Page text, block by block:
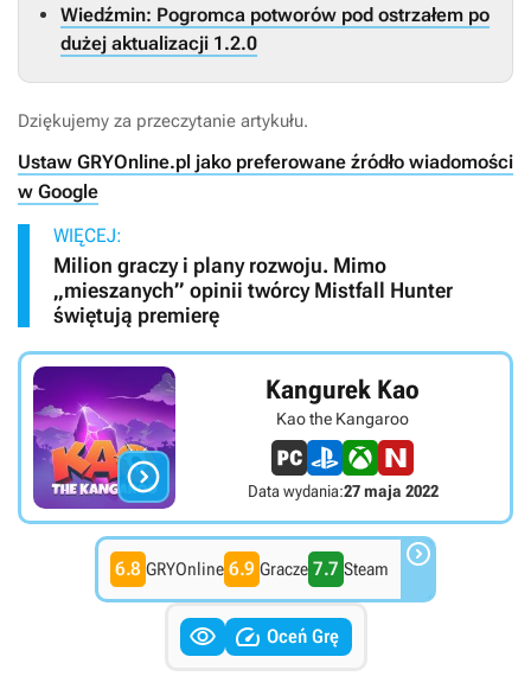
Wiedźmin: Pogromca potworów pod ostrzałem po
dużej aktualizacji 1.2.0
Dziękujemy za przeczytanie artykułu.
Ustaw GRYOnline.pl jako preferowane źródło wiadomości
w Google
WIĘCEJ:
Milion graczy i plany rozwoju. Mimo
„mieszanych” opinii twórcy Mistfall Hunter
świętują premierę

Kangurek Kao
Kao the Kangaroo
Data wydania:27 maja 2022
6.8 GRYOnline 6.9 Gracze 7.7 Steam 
  Oceń Grę